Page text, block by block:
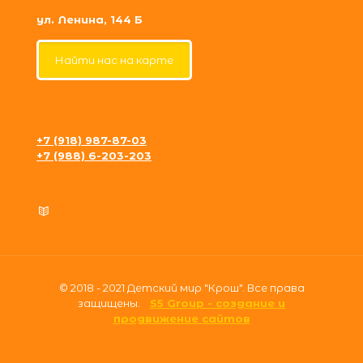
ул. Ленина, 144 Б
Найти нас на карте
+7 (918) 987-87-03
+7 (988) 6-203-203
© 2018 - 2021 Детский мир "Крош". Все права
защищены. S5 Group - создание и
продвижение сайтов